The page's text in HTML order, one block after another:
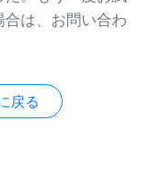
は、お問い合わ
戻る